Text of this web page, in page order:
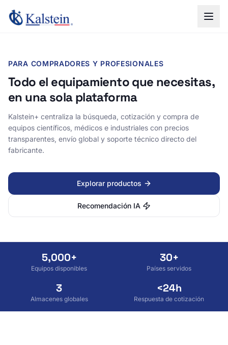
PARA COMPRADORES Y PROFESIONALES
Todo el equipamiento que necesitas,
en una sola plataforma
Kalstein+ centraliza la búsqueda, cotización y compra de
equipos científicos, médicos e industriales con precios
transparentes, envío global y soporte técnico directo del
fabricante.
Explorar productos
Recomendación IA
5,000+
Equipos disponibles
30+
Países servidos
3
Almacenes globales
<24h
Respuesta de cotización